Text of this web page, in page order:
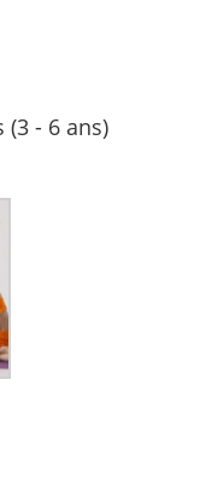
- 6 ans)